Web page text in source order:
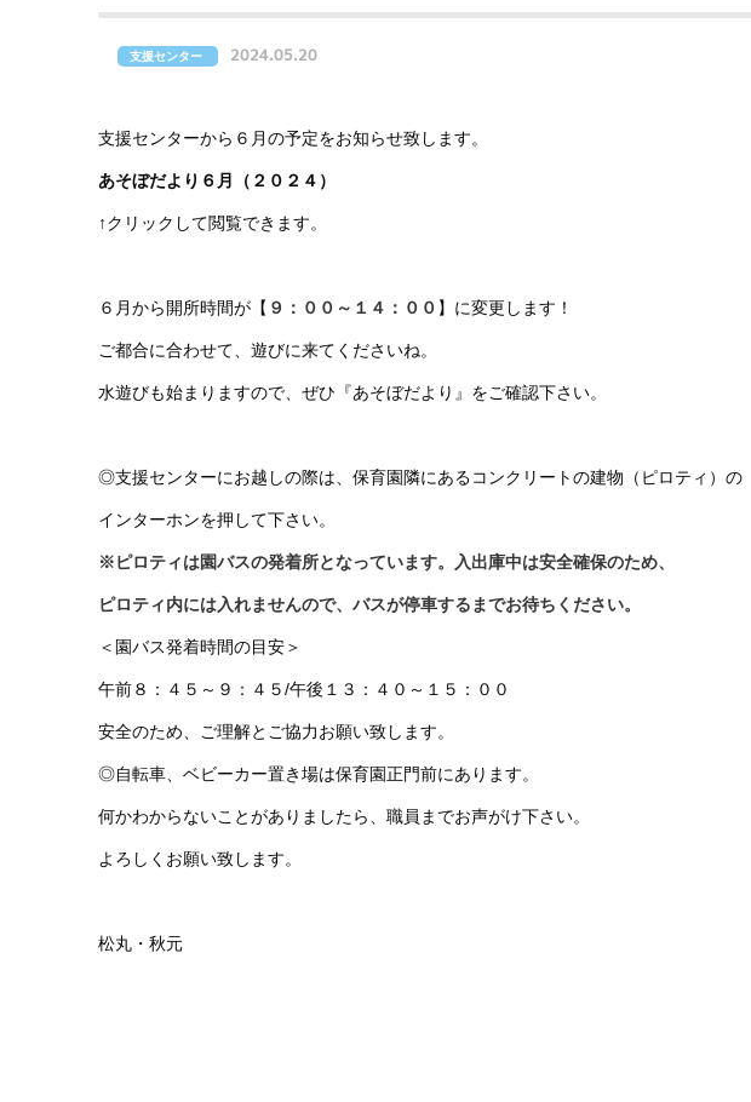
支援センター 2024.05.20
支援センターから６月の予定をお知らせ致します。
あそぼだより６月（２０２４）
↑クリックして閲覧できます。
６月から開所時間が【 ９：００～１４：００ 】に変更します！
ご都合に合わせて、遊びに来てくださいね。
水遊びも始まりますので、ぜひ『あそぼだより』をご確認下さい。
◎支援センターにお越しの際は、保育園隣にあるコンクリートの建物（ピロティ）の
インターホンを押して下さい。
※ピロティは園バスの発着所となっています。入出庫中は安全確保のため、
ピロティ内には入れませんので、バスが停車するまでお待ちください。
＜園バス発着時間の目安＞
午前８：４５～９：４５/午後１３：４０～１５：００
安全のため、ご理解とご協力お願い致します。
◎自転車、ベビーカー置き場は保育園正門前にあります。
何かわからないことがありましたら、職員までお声がけ下さい。
よろしくお願い致します。
松丸・秋元